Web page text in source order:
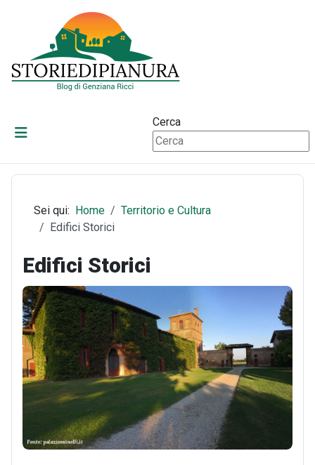
Cerca
Sei qui: Home
Territorio e Cultura
Edifici Storici
Edifici Storici